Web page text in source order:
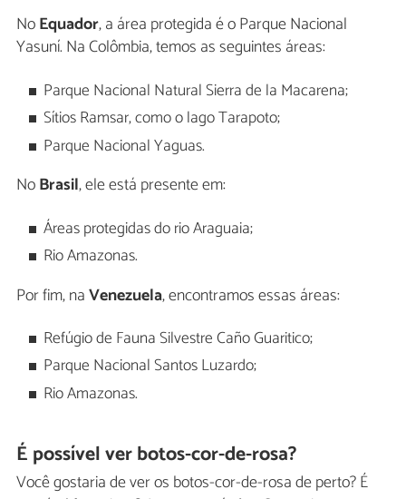
NoEquador, a área protegida é o Parque Nacional
Yasuní. Na Colômbia, temos as seguintes áreas:
Parque Nacional Natural Sierra de la Macarena;
Sítios Ramsar, como o lago Tarapoto;
Parque Nacional Yaguas.
NoBrasil, ele está presente em:
Áreas protegidas do rio Araguaia;
Rio Amazonas.
Por fim, naVenezuela, encontramos essas áreas:
Refúgio de Fauna Silvestre Caño Guaritico;
Parque Nacional Santos Luzardo;
Rio Amazonas.
É possível ver botos-cor-de-rosa?
Você gostaria de ver os botos-cor-de-rosa de perto? É